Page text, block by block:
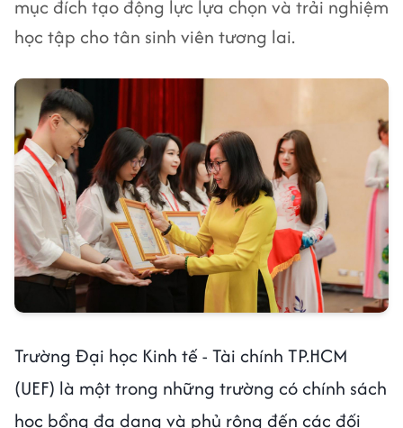
mục đích tạo động lực lựa chọn và trải nghiệm
học tập cho tân sinh viên tương lai.
Trường Đại học Kinh tế - Tài chính TP.HCM
(UEF) là một trong những trường có chính sách
học bổng đa dạng và phủ rộng đến các đối